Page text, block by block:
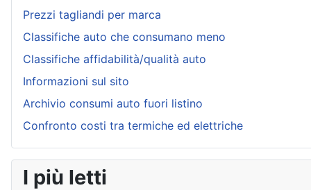
Prezzi tagliandi per marca
Classifiche auto che consumano meno
Classifiche affidabilità/qualità auto
Informazioni sul sito
Archivio consumi auto fuori listino
Confronto costi tra termiche ed elettriche
I più letti